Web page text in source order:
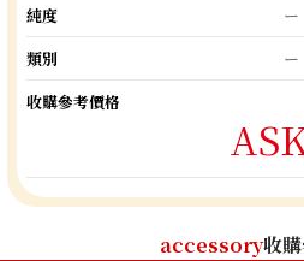
純度
ー
類別
ー
收購參考價格
accessory收